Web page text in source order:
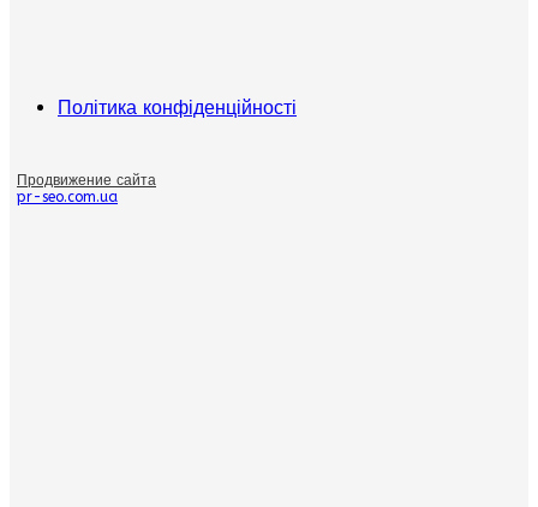
Політика конфіденційності
Продвижение сайта
pr-seo.com.ua